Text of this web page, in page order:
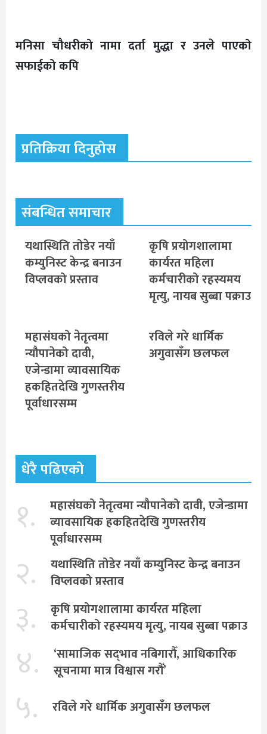
मनिसा चौधरीको नामा दर्ता मुद्धा र उनले पाएको
सफाईको कपि
प्रतिक्रिया दिनुहोस
संबन्धित समाचार
यथास्थिति तोडेर नयाँ
कम्युनिस्ट केन्द्र बनाउन
विप्लवको प्रस्ताव
कृषि प्रयोगशालामा
कार्यरत महिला
कर्मचारीको रहस्यमय
मृत्यु, नायब सुब्बा पक्राउ
महासंघको नेतृत्वमा
न्यौपानेको दावी,
एजेन्डामा व्यावसायिक
हकहितदेखि गुणस्तरीय
पूर्वाधारसम्म
रविले गरे धार्मिक
अगुवासँग छलफल
धेरै पढिएको
१.
महासंघको नेतृत्वमा न्यौपानेको दावी, एजेन्डामा
व्यावसायिक हकहितदेखि गुणस्तरीय
पूर्वाधारसम्म
२.
यथास्थिति तोडेर नयाँ कम्युनिस्ट केन्द्र बनाउन
विप्लवको प्रस्ताव
३.
कृषि प्रयोगशालामा कार्यरत महिला
कर्मचारीको रहस्यमय मृत्यु, नायब सुब्बा पक्राउ
४.
‘सामाजिक सद्‌भाव नबिगारौँ, आधिकारिक
सूचनामा मात्र विश्वास गरौँ’
५. रविले गरे धार्मिक अगुवासँग छलफल